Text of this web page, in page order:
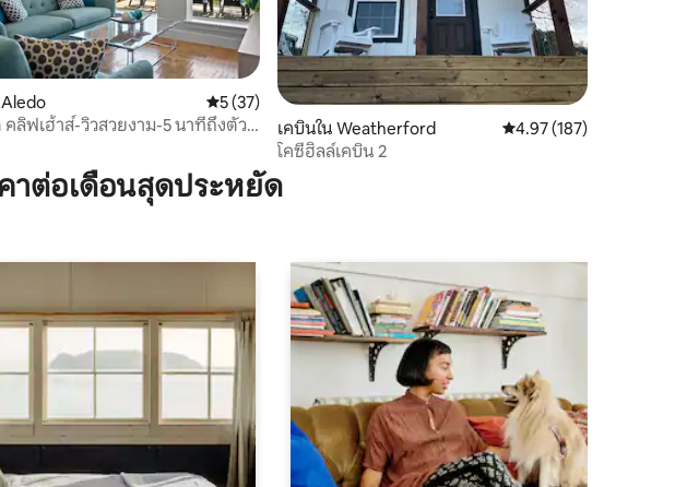
24 รีวิว คะแนนเฉลี่ย 5 จาก 5, 37 รีวิว
5 (37)
คลิฟเฮ้าส์-วิวสวยงาม-5 นาทีถึงตัว
เคบินใน Weatherford คะแนนเฉลี่ย 4.97 จาก
4.97 (187)
โคซี่ฮิลล์เคบิน 2
าต่อเดือนสุดประหยัด